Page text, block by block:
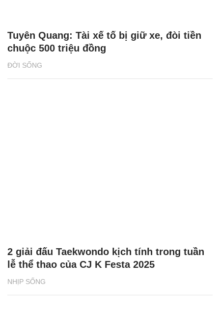
ĐỜI SỐNG
Tuyên Quang: Tài xế tố bị giữ xe, đòi tiền
chuộc 500 triệu đồng
NHỊP SỐNG
2 giải đấu Taekwondo kịch tính trong tuần
lễ thể thao của CJ K Festa 2025